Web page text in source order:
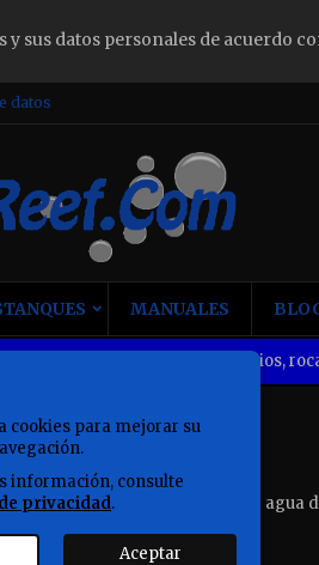
datos personales de acuerdo
datos
MANUALES
a península, excepto acuarios,
para los peces de acuario de agua
cookies para mejorar su
información, consulte
privacidad.
Aceptar